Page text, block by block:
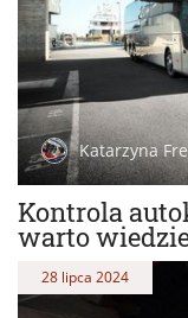
Kontrola
warto
Katarzyna
28 lipca 2024